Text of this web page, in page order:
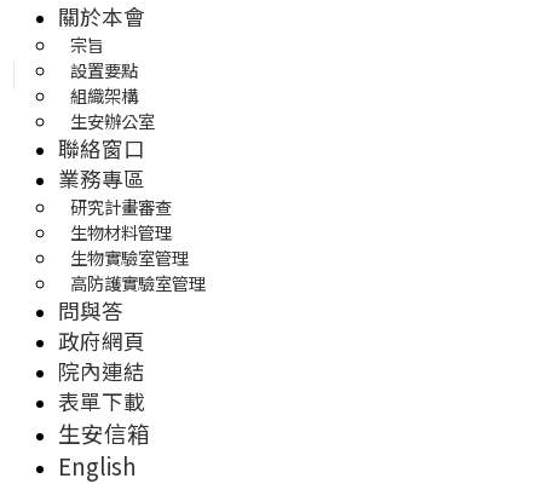
關於本會
宗旨
設置要點
組織架構
生安辦公室
聯絡窗口
業務專區
研究計畫審查
生物材料管理
生物實驗室管理
高防護實驗室管理
問與答
政府網頁
院內連結
表單下載
生安信箱
English